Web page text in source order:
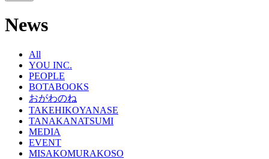
News
All
YOU INC.
PEOPLE
BOTABOOKS
おがわのね
TAKEHIKOYANASE
TANAKANATSUMI
MEDIA
EVENT
MISAKOMURAKOSO